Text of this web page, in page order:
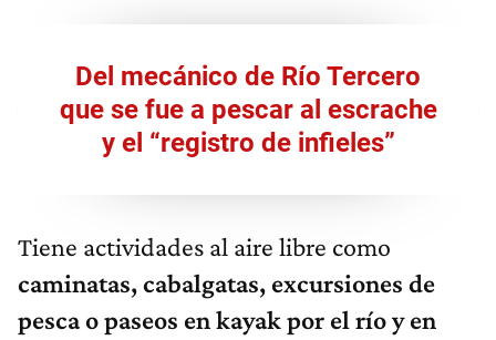
Del mecánico de Río Tercero
que se fue a pescar al escrache
y el “registro de infieles”
Tiene actividades al aire libre como
caminatas, cabalgatas, excursiones de
pesca o paseos en kayak por el río y en